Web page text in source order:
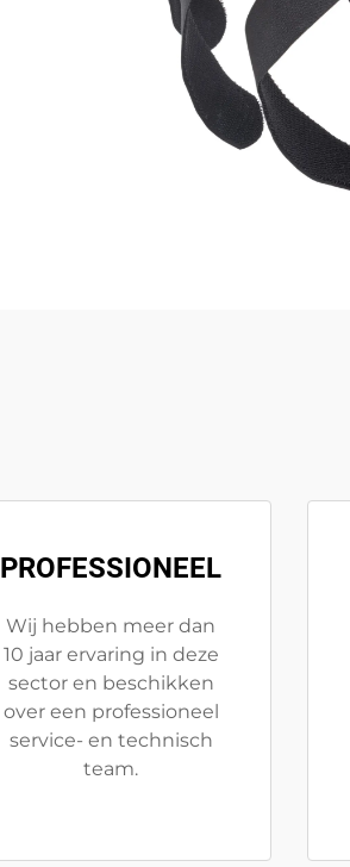
PROFESSIONEEL
Wij hebben meer dan
10 jaar ervaring in deze
sector en beschikken
over een professioneel
service- en technisch
team.